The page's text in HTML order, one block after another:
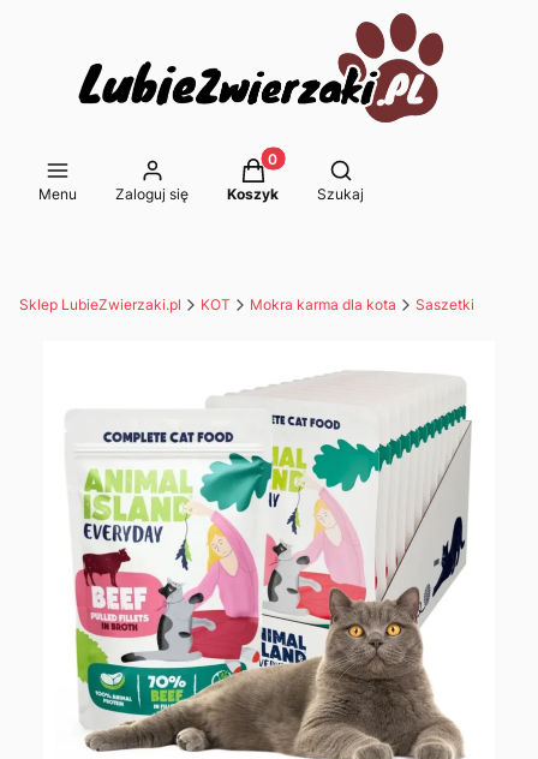
Menu Zaloguj się
Produkty w koszyku: 0. Zobacz
Koszyk
Otwórz wyszukiwarkę
Szukaj
Sklep LubieZwierzaki.pl KOT Mokra karma dla kota Saszetki